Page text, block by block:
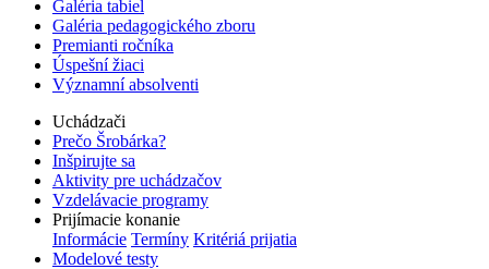
Galéria tabiel
Galéria pedagogického zboru
Premianti ročníka
Úspešní žiaci
Významní absolventi
Uchádzači
Prečo Šrobárka?
Inšpirujte sa
Aktivity pre uchádzačov
Vzdelávacie programy
Prijímacie konanie
Informácie Termíny Kritériá prijatia
Modelové testy